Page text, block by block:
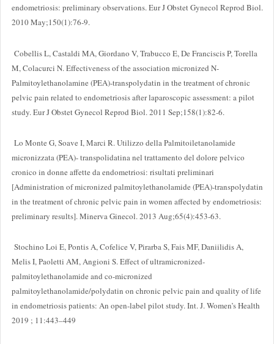
endometriosis: preliminary observations. Eur J Obstet Gynecol Reprod Biol.
2010 May;150(1):76-9.
Cobellis L, Castaldi MA, Giordano V, Trabucco E, De Franciscis P, Torella
M, Colacurci N. Effectiveness of the association micronized N-
Palmitoylethanolamine (PEA)-transpolydatin in the treatment of chronic
pelvic pain related to endometriosis after laparoscopic assessment: a pilot
study. Eur J Obstet Gynecol Reprod Biol. 2011 Sep;158(1):82-6.
Lo Monte G, Soave I, Marci R. Utilizzo della Palmitoiletanolamide
micronizzata (PEA)- transpolidatina nel trattamento del dolore pelvico
cronico in donne affette da endometriosi: risultati preliminari
[Administration of micronized palmitoylethanolamide (PEA)-transpolydatin
in the treatment of chronic pelvic pain in women affected by endometriosis:
preliminary results]. Minerva Ginecol. 2013 Aug;65(4):453-63.
Stochino Loi E, Pontis A, Cofelice V, Pirarba S, Fais MF, Daniilidis A,
Melis I, Paoletti AM, Angioni S. Effect of ultramicronized-
palmitoylethanolamide and co-micronized
palmitoylethanolamide/polydatin on chronic pelvic pain and quality of life
in endometriosis patients: An open-label pilot study. Int. J. Women’s Health
2019 ; 11:443–449